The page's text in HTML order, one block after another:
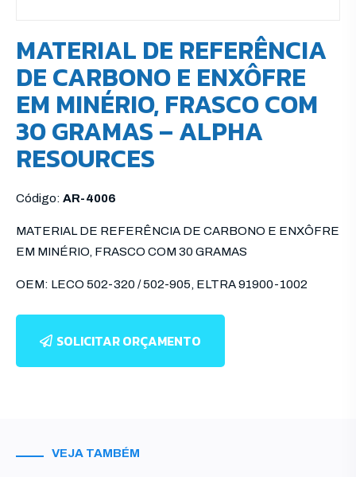
MATERIAL DE REFERÊNCIA
DE CARBONO E ENXÔFRE
EM MINÉRIO, FRASCO COM
30 GRAMAS – ALPHA
RESOURCES
Código: AR-4006
MATERIAL DE REFERÊNCIA DE CARBONO E ENXÔFRE
EM MINÉRIO, FRASCO COM 30 GRAMAS
OEM: LECO 502-320 / 502-905, ELTRA 91900-1002
SOLICITAR ORÇAMENTO
VEJA TAMBÉM